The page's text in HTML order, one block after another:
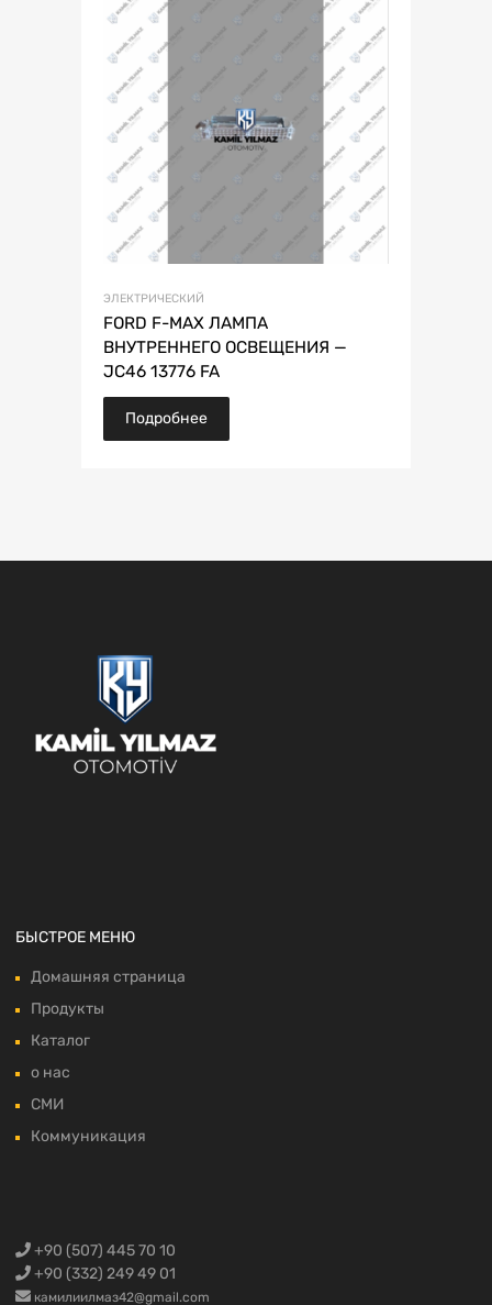
ЭЛЕКТРИЧЕСКИЙ
FORD F-MAX ЛАМПА
ВНУТРЕННЕГО ОСВЕЩЕНИЯ —
JC46 13776 FA
Подробнее
БЫСТРОЕ МЕНЮ
Домашняя страница
Продукты
Каталог
о нас
СМИ
Коммуникация
+90 (507) 445 70 10
+90 (332) 249 49 01
камилиилмаз42@gmail.com